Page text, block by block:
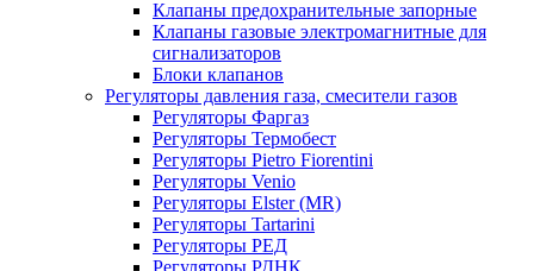
Клапаны предохранительные запорные
Клапаны газовые электромагнитные для
сигнализаторов
Блоки клапанов
Регуляторы давления газа, смесители газов
Регуляторы Фаргаз
Регуляторы Термобест
Регуляторы Pietro Fiorentini
Регуляторы Venio
Регуляторы Elster (MR)
Регуляторы Tartarini
Регуляторы РЕД
Регуляторы РДНК